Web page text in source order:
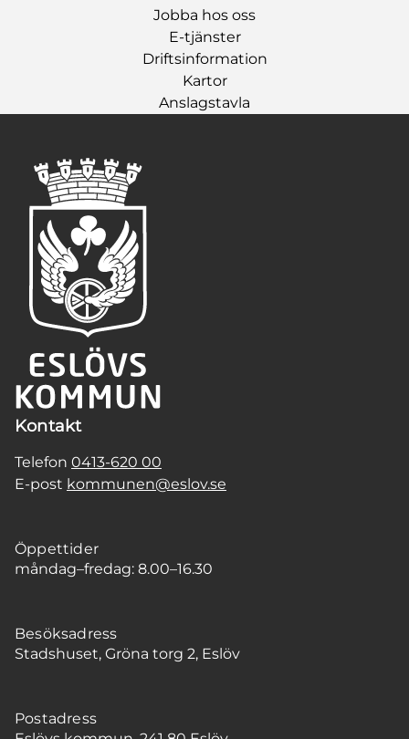
Jobba hos oss
E-tjänster
Driftsinformation
Kartor
Anslagstavla
Kontakt
Telefon 0413-620 00
E-post kommunen@eslov.se
Öppettider
måndag–fredag: 8.00–16.30
Besöksadress
Stadshuset, Gröna torg 2, Eslöv
Postadress